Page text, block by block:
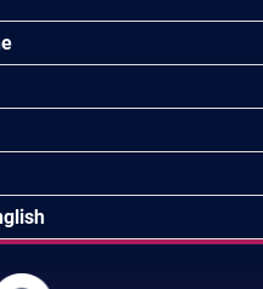
Zarząd Procesami
Kapitałem Ludzkim
VBA
Power Query/Dashboardy
Bazy danych
PowerPoint